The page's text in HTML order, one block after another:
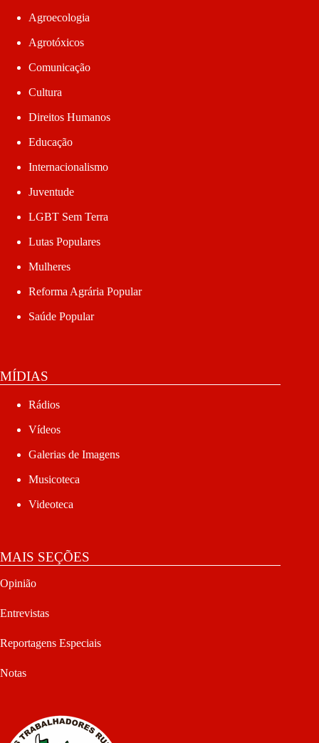
Agroecologia
Agrotóxicos
Comunicação
Cultura
Direitos Humanos
Educação
Internacionalismo
Juventude
LGBT Sem Terra
Lutas Populares
Mulheres
Reforma Agrária Popular
Saúde Popular
MÍDIAS
Rádios
Vídeos
Galerias de Imagens
Musicoteca
Videoteca
MAIS SEÇÕES
Opinião
Entrevistas
Reportagens Especiais
Notas